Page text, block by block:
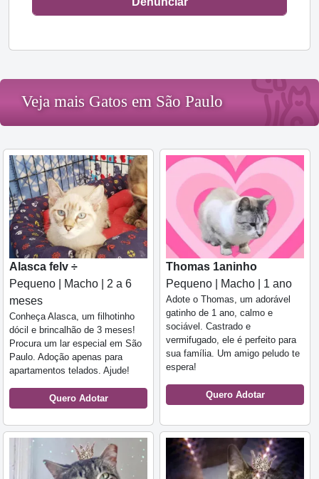
Veja mais Gatos em São Paulo
Alasca felv ÷
Pequeno | Macho | 2 a 6
meses
Conheça Alasca, um filhotinho
dócil e brincalhão de 3 meses!
Procura um lar especial em São
Paulo. Adoção apenas para
apartamentos telados. Ajude!
Quero Adotar
Thomas 1aninho
Pequeno | Macho | 1 ano
Adote o Thomas, um adorável
gatinho de 1 ano, calmo e
sociável. Castrado e
vermifugado, ele é perfeito para
sua família. Um amigo peludo te
espera!
Quero Adotar